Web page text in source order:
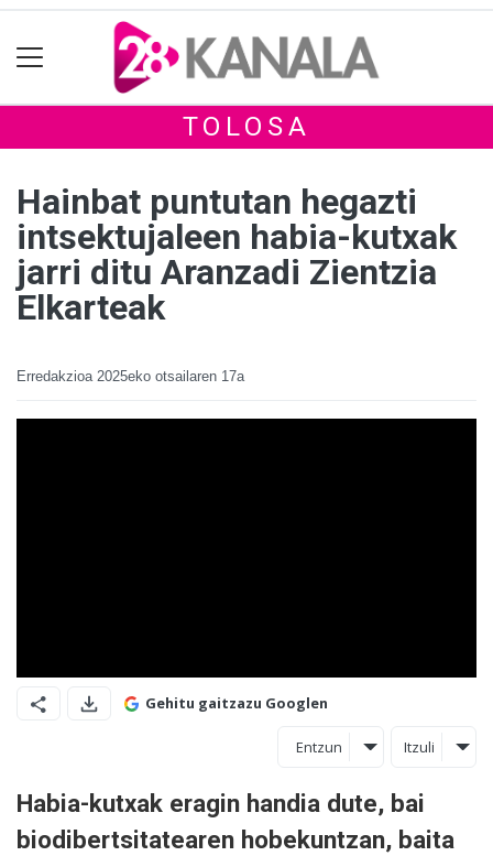
TOLOSA
Hainbat puntutan hegazti
intsektujaleen habia-kutxak
jarri ditu Aranzadi Zientzia
Elkarteak
Erredakzioa 2025eko otsailaren 17a
Gehitu gaitzazu Googlen
Entzun Itzuli
Habia-kutxak eragin handia dute, bai
biodibertsitatearen hobekuntzan, baita